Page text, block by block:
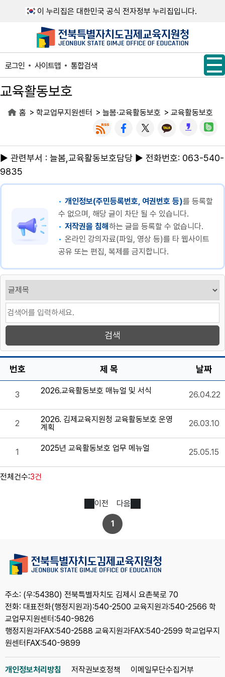
이 누리집은 대한민국 공식 전자정부 누리집입니다.
로그인 사이트맵 통합검색
교육활동보호
홈 > 학교업무지원센터 > 늘봄·교육활동보호 > 교육활동보호
▶ 관련부서 : 늘봄,교육활동보호담당 ▶ 전화번호: 063-540-
9835
개인정보(주민등록번호, 여권번호 등)를 등록할
수 없으며, 해당 글이 차단 될 수 있습니다.
저작권을 침해하는 글을 등록할 수 없습니다.
온라인 강의자료(파일, 영상 등)를 타 웹사이트
공유 또는 편집, 복제를 금지합니다.
번호 제 목 날짜
3 2026.교육활동보호 매뉴얼 및 서식 26.04.22
2
2026. 김제교육지원청 교육활동보호 운영
계획
26.03.10
1 2025년 교육활동보호 업무 메뉴얼 25.05.15
전체건수:3건
이전
1
다음
주소: (우:54380) 전북특별자치도 김제시 요촌북로 70
전화: 대표전화(행정지원과):540-2500 교육지원과:540-2566 학
교업무지원센터:540-9826
행정지원과FAX:540-2588 교육지원과FAX:540-2599 학교업무지
원센터FAX:540-9899
개인정보처리방침 저작권보호정책 이메일무단수집거부